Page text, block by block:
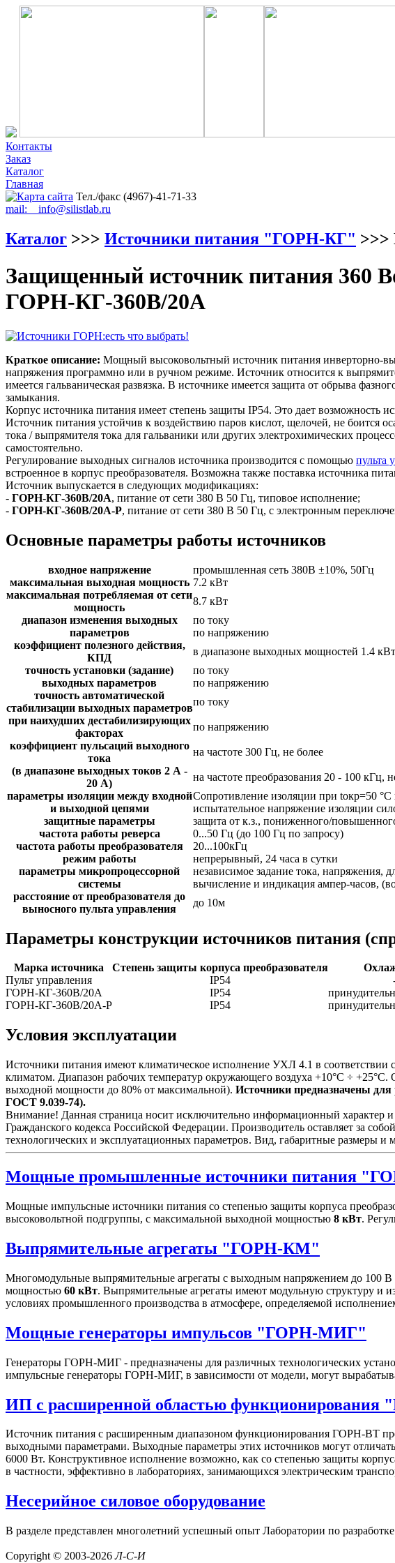
Контакты
Заказ
Каталог
Главная
Тел./факс (4967)-41-71-33
mail: info@silistlab.ru
Каталог >>> Источники питания "ГОРН-КГ"
Защищенный источник питания 360
ГОРН-КГ-360В/20А
Краткое описание: Мощный высоковольтный источник питания инверторно-
напряжения программно или в ручном режиме. Источник относится к
имеется гальваническая развязка. В источнике имеется защита от обрыва
замыкания.
Корпус источника питания имеет степень защиты IP54. Это дает возможность
Источник питания устойчив к воздействию паров кислот, щелочей, не боится
тока / выпрямителя тока для гальваники или других электрохимических
самостоятельно.
Регулирование выходных сигналов источника производится с помощью пульта
встроенное в корпус преобразователя. Возможна также поставка источника
Источник выпускается в следующих модификациях:
- ГОРН-КГ-360В/20А, питание от сети 380 В 50 Гц, типовое исполнение;
- ГОРН-КГ-360В/20А-Р, питание от сети 380 В 50 Гц, с электронным
Основные параметры работы источников
входное напряжение
промышленная сеть 380В ±10%, 50Гц
максимальная выходная мощность 7.2 кВт
максимальная потребляемая от сети
мощность
8.7 кВт
диапазон изменения выходных
параметров
по току
по напряжению
коэффициент полезного действия,
КПД
в диапазоне выходных мощностей 1.4
точность установки (задание)
выходных параметров
по току
по напряжению
точность автоматической
стабилизации выходных параметров
при наихудших дестабилизирующих
факторах
по току
по напряжению
коэффициент пульсаций выходного
тока
(в диапазоне выходных токов 2 А -
20 А)
на частоте 300 Гц, не более
на частоте преобразования 20 - 100 кГц,
параметры изоляции между входной
и выходной цепями
Сопротивление изоляции при tокр=50
испытательное напряжение изоляции
защитные параметры
защита от к.з., пониженного/
частота работы реверса
0...50 Гц (до 100 Гц по запросу)
частота работы преобразователя
20...100кГц
режим работы
непрерывный, 24 часа в сутки
параметры микропроцессорной
системы
независимое задание тока, напряжения,
вычисление и индикация ампер-часов,
расстояние от преобразователя до
выносного пульта управления
до 10м
Параметры конструкции источников питания
Марка источника Степень защиты корпуса преобразователя
Пульт управления
IP54
ГОРН-КГ-360В/20А
IP54
ГОРН-КГ-360В/20А-Р
IP54
Условия эксплуатации
Источники питания имеют климатическое исполнение УХЛ 4.1 в
климатом. Диапазон рабочих температур окружающего воздуха +10°С ÷
выходной мощности до 80% от максимальной). Источники предназначены для
ГОСТ 9.039-74).
Внимание! Данная страница носит исключительно информационный характер
Гражданского кодекса Российской Федерации. Производитель оставляет за
технологических и эксплуатационных параметров. Вид, габаритные размеры и
Мощные промышленные источники питания
Мощные импульсные источники питания со степенью защиты корпуса
высоковольтной подгруппы, с максимальной выходной мощностью 8 кВт.
Выпрямительные агрегаты "ГОРН-КМ"
Многомодульные выпрямительные агрегаты с выходным напряжением до 100
мощностью 60 кВт. Выпрямительные агрегаты имеют модульную структуру и
условиях промышленного производства в атмосфере, определяемой
Мощные генераторы импульсов "ГОРН-МИГ"
Генераторы ГОРН-МИГ - предназначены для различных технологических
импульсные генераторы ГОРН-МИГ, в зависимости от модели, могут
ИП с расширенной областью
Источник питания с расширенным диапазоном функционирования ГОРН-ВТ
выходными параметрами. Выходные параметры этих источников могут
6000 Вт. Конструктивное исполнение возможно, как со степенью защиты
в частности, эффективно в лабораториях, занимающихся электрическим
Несерийное силовое оборудование
В разделе представлен многолетний успешный опыт Лаборатории по
Copyright © 2003-2026Л-С-И